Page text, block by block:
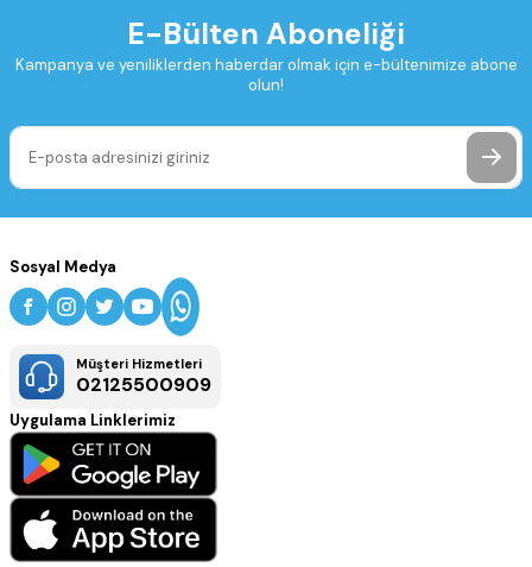
E-Bülten Aboneliği
Kampanya ve yeniliklerden haberdar olmak için e-bültenimize abone
olun!
Sosyal Medya
Müşteri Hizmetleri
02125500909
Uygulama Linklerimiz